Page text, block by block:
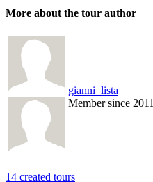
More about the tour author
gianni_lista
Member since 2011
14 created tours